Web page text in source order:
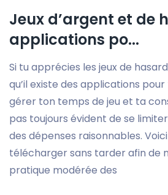
Jeux d’argent et de
applications po...
Si tu apprécies les jeux de
qu’il existe des applications pour
gérer ton temps de jeu et ta
pas toujours évident de se
des dépenses raisonnables.
télécharger sans tarder afin de
pratique modérée des